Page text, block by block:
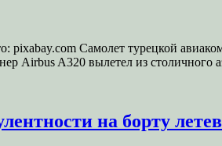
Самолет турецкой
Airbus A320 вылетел из столичного
на борту